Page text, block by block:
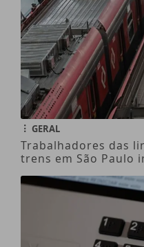
GERAL
Trabalhadores das
trens em São Paulo